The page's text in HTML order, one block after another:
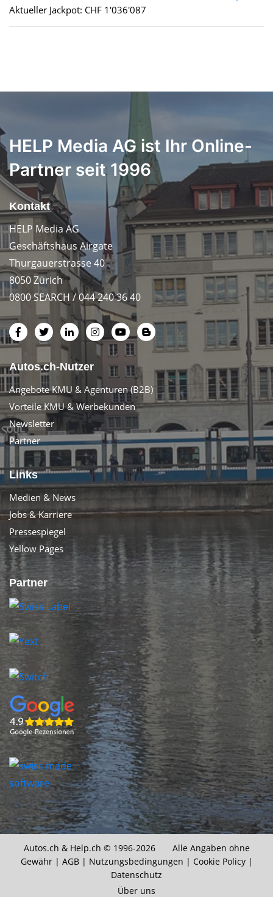
Aktueller Jackpot: CHF 1'036'087
HELP Media AG ist Ihr Online-
Partner seit 1996
Kontakt
HELP Media AG
Geschäftshaus Airgate
Thurgauerstrasse 40
8050 Zürich
0800 SEARCH / 044 240 36 40
Autos.ch-Nutzer
Angebote KMU & Agenturen (B2B)
Vorteile KMU & Werbekunden
Newsletter
Partner
Links
Medien & News
Jobs & Karriere
Pressespiegel
Yellow Pages
Partner
Autos.ch & Help.ch © 1996-2026 Alle Angaben ohne
Gewähr | AGB| Nutzungsbedingungen | Cookie Policy|
Datenschutz
Über uns